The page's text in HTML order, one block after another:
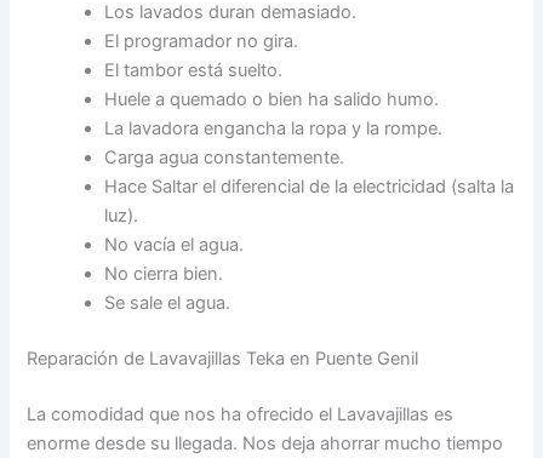
Los lavados duran demasiado.
El programador no gira.
El tambor está suelto.
Huele a quemado o bien ha salido humo.
La lavadora engancha la ropa y la rompe.
Carga agua constantemente.
Hace Saltar el diferencial de la electricidad (salta la
luz).
No vacía el agua.
No cierra bien.
Se sale el agua.
Reparación de Lavavajillas Teka en Puente Genil
La comodidad que nos ha ofrecido el Lavavajillas es
enorme desde su llegada. Nos deja ahorrar mucho tiempo